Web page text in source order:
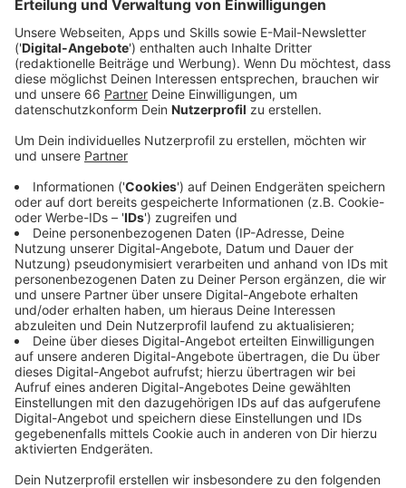
bei dem auch ein Schuss abgegeben wurde. Jetzt
hat die Duisburger Polizei Einzelheiten dazu
bekanntgegeben.
Veröffentlicht:Dienstag, 03.09.2024 16:09
Anzeige
Details zum Polizeieinsatz
Anzeige
Nach ersten Ermittlungen ist aus der Dienstwaffe
einer Beamtin geschossen worden. Dabei wurde
niemand verletzt, und es gab auch keinen
Sachschaden. Der Einsatz wird aus
Neutralitätsgründen vom Duisburger Präsidium
untersucht. Demnach wollte eine Zivilstreife am
Mittag in Höhe Kalkum/Wittlaer einen Autofahrer
kontrollieren. Dieser beschleunigte aber und flüchtete.